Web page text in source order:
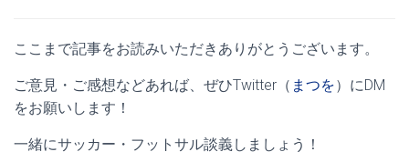
ここまで記事をお読みいただきありがとうございます。
ご意見・ご感想などあれば、ぜひTwitter（ まつを）にDM
をお願いします！
一緒にサッカー・フットサル談義しましょう！